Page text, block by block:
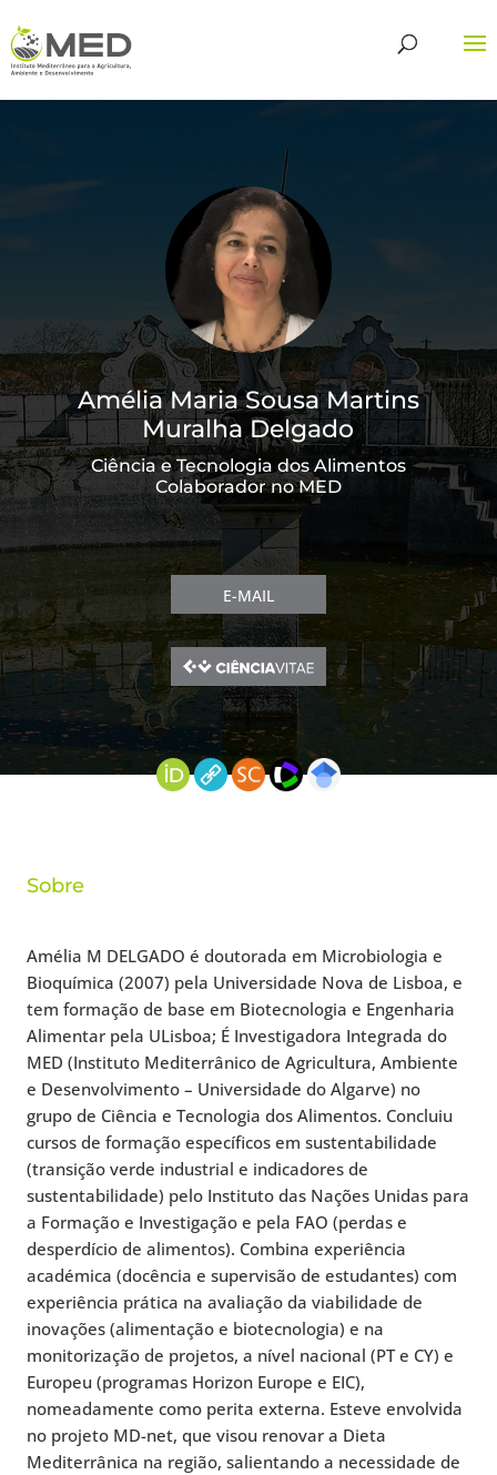
Amélia Maria Sousa Martins
Muralha Delgado
Ciência e Tecnologia dos Alimentos
Colaborador no MED
E-MAIL
Sobre
Amélia M DELGADO é doutorada em Microbiologia e
Bioquímica (2007) pela Universidade Nova de Lisboa, e
tem formação de base em Biotecnologia e Engenharia
Alimentar pela ULisboa; É Investigadora Integrada do
MED (Instituto Mediterrânico de Agricultura, Ambiente
e Desenvolvimento – Universidade do Algarve) no
grupo de Ciência e Tecnologia dos Alimentos. Concluiu
cursos de formação específicos em sustentabilidade
(transição verde industrial e indicadores de
sustentabilidade) pelo Instituto das Nações Unidas para
a Formação e Investigação e pela FAO (perdas e
desperdício de alimentos). Combina experiência
académica (docência e supervisão de estudantes) com
experiência prática na avaliação da viabilidade de
inovações (alimentação e biotecnologia) e na
monitorização de projetos, a nível nacional (PT e CY) e
Europeu (programas Horizon Europe e EIC),
nomeadamente como perita externa. Esteve envolvida
no projeto MD-net, que visou renovar a Dieta
Mediterrânica na região, salientando a necessidade de